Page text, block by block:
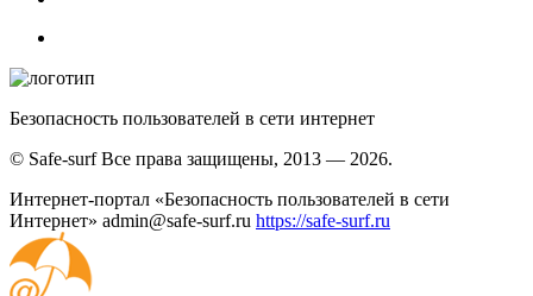
Безопасность пользователей в сети интернет
© Safe-surf Все права защищены, 2013 — 2026.
Интернет-портал «Безопасность пользователей в сети
Интернет» admin@safe-surf.ru https://safe-surf.ru